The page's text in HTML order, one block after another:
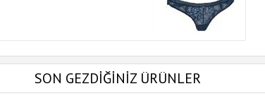
SON GEZDİĞİNİZ ÜRÜNLER